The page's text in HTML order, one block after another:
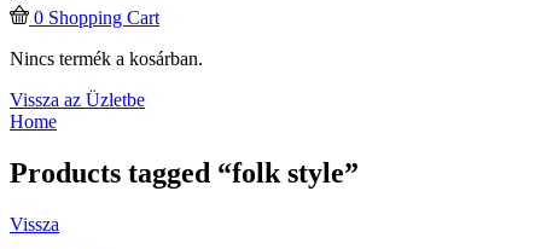
0 Shopping Cart
Nincs termék a kosárban.
Vissza az Üzletbe
Home
Products tagged “folk style”
Vissza